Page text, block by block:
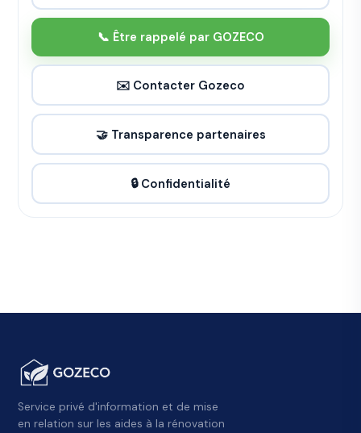
📞 Être rappelé par GOZECO
✉️ Contacter Gozeco
🤝 Transparence partenaires
🔒 Confidentialité
Service privé d'information et de mise
en relation sur les aides à la rénovation